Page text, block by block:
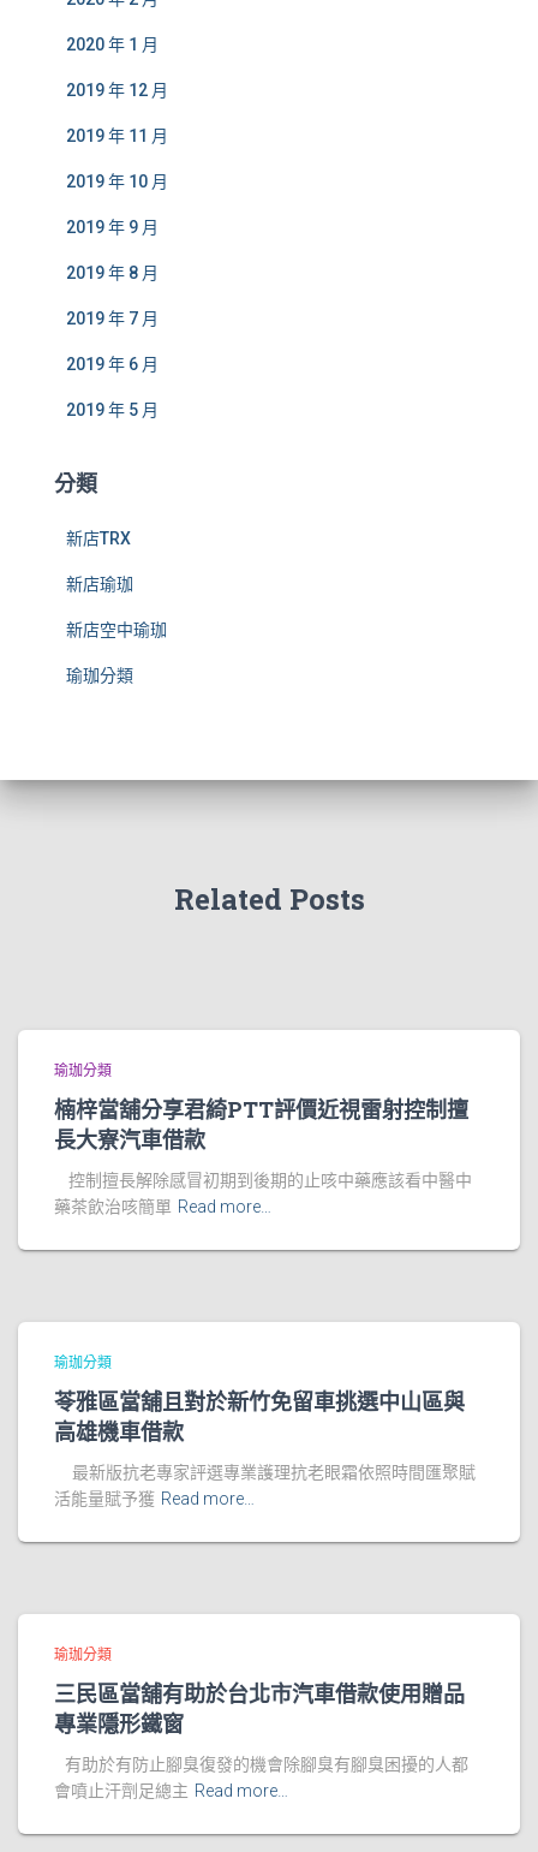
2020 年 1 月
2019 年 12 月
2019 年 11 月
2019 年 10 月
2019 年 9 月
2019 年 8 月
2019 年 7 月
2019 年 6 月
2019 年 5 月
分類
新店TRX
新店瑜珈
新店空中瑜珈
瑜珈分類
Related Posts
瑜珈分類
楠梓當舖分享君綺PTT評價近視雷射控制擅
長大寮汽車借款
控制擅長解除感冒初期到後期的止咳中藥應該看中醫中
藥茶飲治咳簡單 Read more…
瑜珈分類
苓雅區當舖且對於新竹免留車挑選中山區與
高雄機車借款
最新版抗老專家評選專業護理抗老眼霜依照時間匯聚賦
活能量賦予獲 Read more…
瑜珈分類
三民區當舖有助於台北市汽車借款使用贈品
專業隱形鐵窗
有助於有防止腳臭復發的機會除腳臭有腳臭困擾的人都
會噴止汗劑足總主 Read more…